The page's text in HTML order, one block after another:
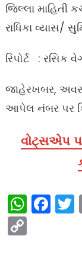
જિલ્લા માહિતી
રાધિકા વ્યાસ/
રિપોર્ટ : રસિક
જાહેરખબર,
આપેલ નંબર પર
વોટ્સએપ
Copy